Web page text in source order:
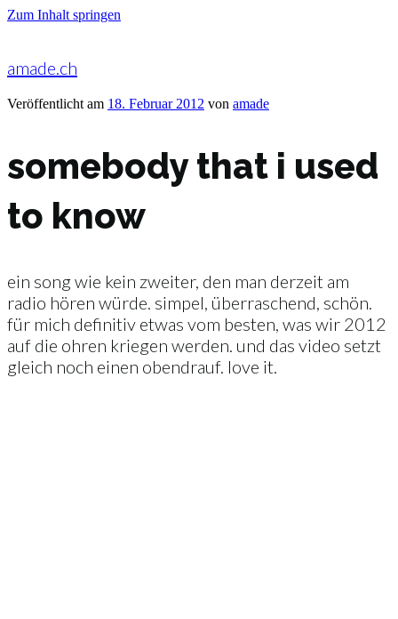
Zum Inhalt springen
amade.ch
Veröffentlicht am 18. Februar 2012 von amade
somebody that i used
to know
ein song wie kein zweiter, den man derzeit am
radio hören würde. simpel, überraschend, schön.
für mich definitiv etwas vom besten, was wir 2012
auf die ohren kriegen werden. und das video setzt
gleich noch einen obendrauf. love it.